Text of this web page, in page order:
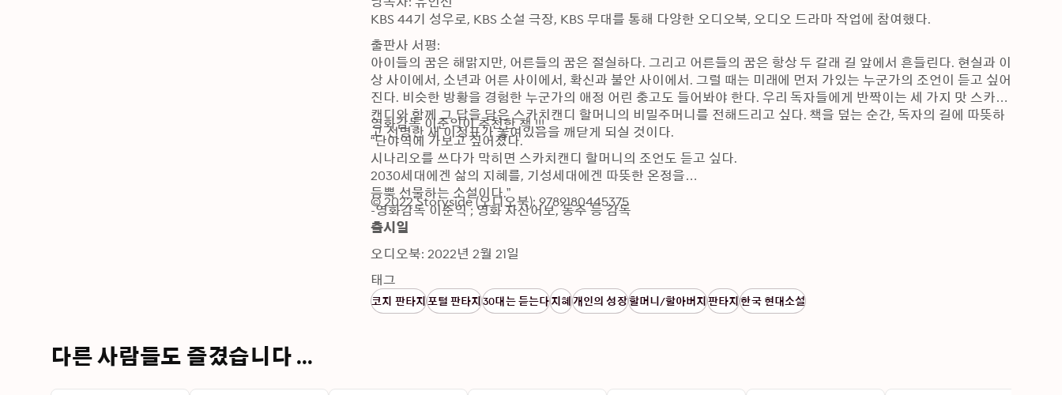
KBS 44기 성우로, KBS 소설 극장, KBS 무대를 통해 다양한 오디오북, 오디오 드라마 작업에 참여했다.
출판사 서평:
아이들의 꿈은 해맑지만, 어른들의 꿈은 절실하다. 그리고 어른들의 꿈은 항상 두 갈래 길 앞에서 흔들린다. 현실과 이
상 사이에서, 소년과 어른 사이에서, 확신과 불안 사이에서. 그럴 때는 미래에 먼저 가있는 누군가의 조언이 듣고 싶어
진다. 비슷한 방황을 경험한 누군가의 애정 어린 충고도 들어봐야 한다. 우리 독자들에게 반짝이는 세 가지 맛 스카치
캔디와 함께 그 답을 담은 스카치캔디 할머니의 비밀주머니를 전해드리고 싶다. 책을 덮는 순간, 독자의 길에 따뜻하
고 선명한 새 이정표가 놓여있음을 깨닫게 되실 것이다.
영화감독 이준익이 추천한 책 !!!
“단야역에 가보고 싶어졌다.
시나리오를 쓰다가 막히면 스카치캔디 할머니의 조언도 듣고 싶다.
2030세대에겐 삶의 지혜를, 기성세대에겐 따뜻한 온정을
듬뿍 선물하는 소설이다.”
-영화감독 이준익 ; 영화 자산어보, 동주 등 감독
© 2022 Storyside (오디오북): 9789180445375
출시일
오디오북: 2022년 2월 21일
태그
코지 판타지포털 판타지30대는 듣는다지혜개인의 성장할머니/할아버지판타지한국 현대소설
다른 사람들도 즐겼습니다 ...